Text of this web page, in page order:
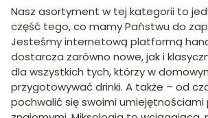
Nasz asortyment w tej kategorii to
część tego, co mamy Państwu do
Jesteśmy internetową platformą
dostarcza zarówno nowe, jak i
dla wszystkich tych, którzy w
przygotowywać drinki. A także – od
pochwalić się swoimi umiejętnościami